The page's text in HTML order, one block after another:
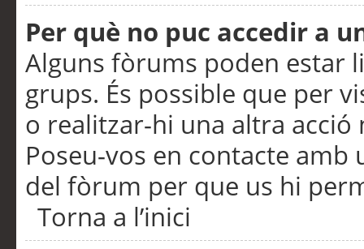
Per què no puc accedir a
Alguns fòrums poden estar
grups. És possible que per
o realitzar-hi una altra acció
Poseu-vos en contacte
del fòrum per que us hi
Torna a l’inici